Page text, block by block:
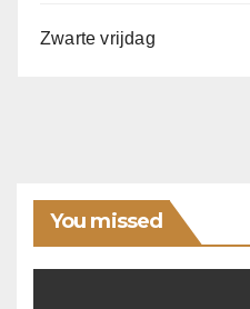
Zwarte vrijdag
You missed